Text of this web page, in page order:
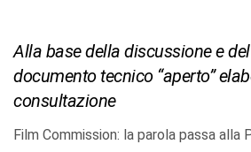
Alla base della discussione e
documento tecnico “aperto”
consultazione
Film Commission: la parola passa alla